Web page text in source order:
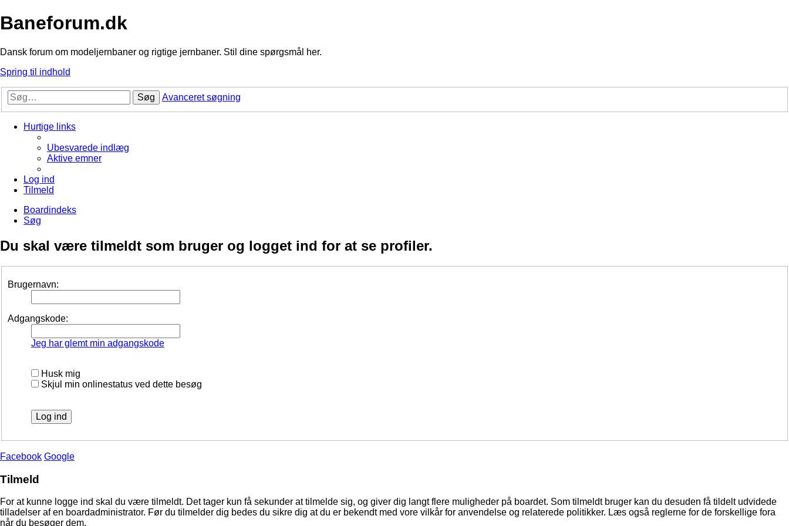
Baneforum.dk
Dansk forum om modeljernbaner og rigtige jernbaner. Stil dine spørgsmål her.
Spring til indhold
Søg Avanceret søgning
Hurtige links
Ubesvarede indlæg
Aktive emner
Log ind
Tilmeld
Boardindeks
Søg
Du skal være tilmeldt som bruger og logget ind for at se profiler.
Brugernavn:
Adgangskode:
Jeg har glemt min adgangskode
Husk mig
Skjul min onlinestatus ved dette besøg
Facebook Google
Tilmeld
For at kunne logge ind skal du være tilmeldt. Det tager kun få sekunder at tilmelde sig, og giver dig langt flere muligheder på boardet. Som tilmeldt bruger kan du desuden få tildelt udvidede
tilladelser af en boardadministrator. Før du tilmelder dig bedes du sikre dig at du er bekendt med vore vilkår for anvendelse og relaterede politikker. Læs også reglerne for de forskellige fora
når du besøger dem.